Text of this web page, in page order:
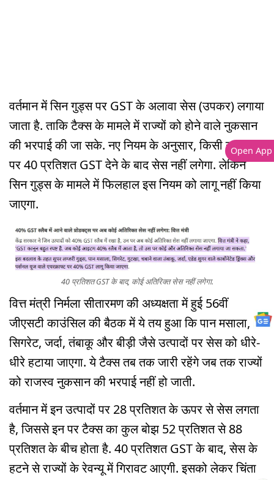
वर्तमान में सिन गुड्स पर GST के अलावा सेस (उपकर) लगाया
जाता है. ताकि टैक्स के मामले में राज्यों को होने वाले नुकसान
की भरपाई की जा सके. नए नियम के अनुसार, किसी उत्पाद
पर 40 प्रतिशत GST देने के बाद सेस नहीं लगेगा. लेकिन
सिन गुड्स के मामले में फिलहाल इस नियम को लागू नहीं किया
जाएगा.
40 प्रतिशत GST के बाद, कोई अतिरिक्त सेस नहीं लगेगा.
वित्त मंत्री निर्मला सीतारमण की अध्यक्षता में हुई 56वीं
जीएसटी काउंसिल की बैठक में ये तय हुआ कि पान मसाला,
सिगरेट, जर्दा, तंबाकू और बीड़ी जैसे उत्पादों पर सेस को धीरे-
धीरे हटाया जाएगा. ये टैक्स तब तक जारी रहेंगे जब तक राज्यों
को राजस्व नुकसान की भरपाई नहीं हो जाती.
वर्तमान में इन उत्पादों पर 28 प्रतिशत के ऊपर से सेस लगता
है, जिससे इन पर टैक्स का कुल बोझ 52 प्रतिशत से 88
प्रतिशत के बीच होता है. 40 प्रतिशत GST के बाद, सेस के
हटने से राज्यों के रेवन्यू में गिरावट आएगी. इसको लेकर चिंता
Open App